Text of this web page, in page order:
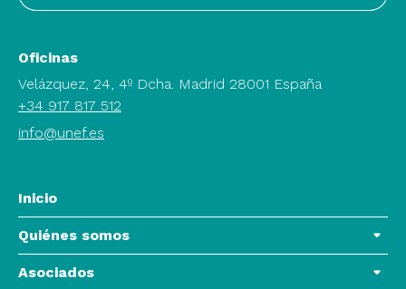
Oficinas
Velázquez, 24, 4º Dcha. Madrid 28001 España
+34 917 817 512
info@unef.es
Inicio
Quiénes somos
Asociados